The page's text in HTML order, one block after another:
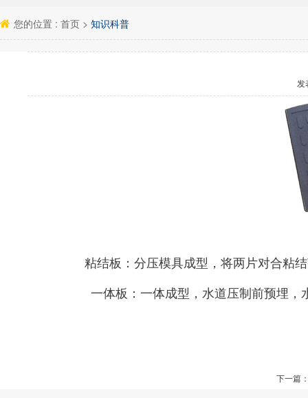
您的位置 : 首页 > 知识科普
发
粘结板：分压模具成型，将两片对合粘
一体板：一体成型，水道压制前预埋
下一篇